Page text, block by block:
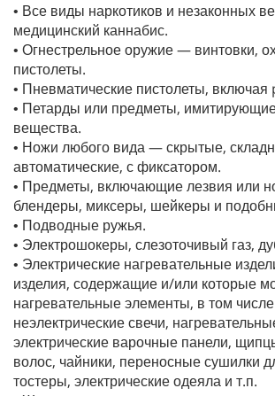
• Все виды наркотиков и незаконных
медицинский каннабис.
• Огнестрельное оружие — винтовки,
пистолеты.
• Пневматические пистолеты,
• Петарды или предметы,
вещества.
• Ножи любого вида — скрытые,
автоматические, с фиксатором.
• Предметы, включающие лезвия или
блендеры, миксеры, шейкеры и
• Подводные ружья.
• Электрошокеры, слезоточивый газ,
• Электрические нагревательные
изделия, содержащие и/или которые
нагревательные элементы, в том
неэлектрические свечи,
электрические варочные панели,
волос, чайники, переносные сушилки
тостеры, электрические одеяла и т.п.